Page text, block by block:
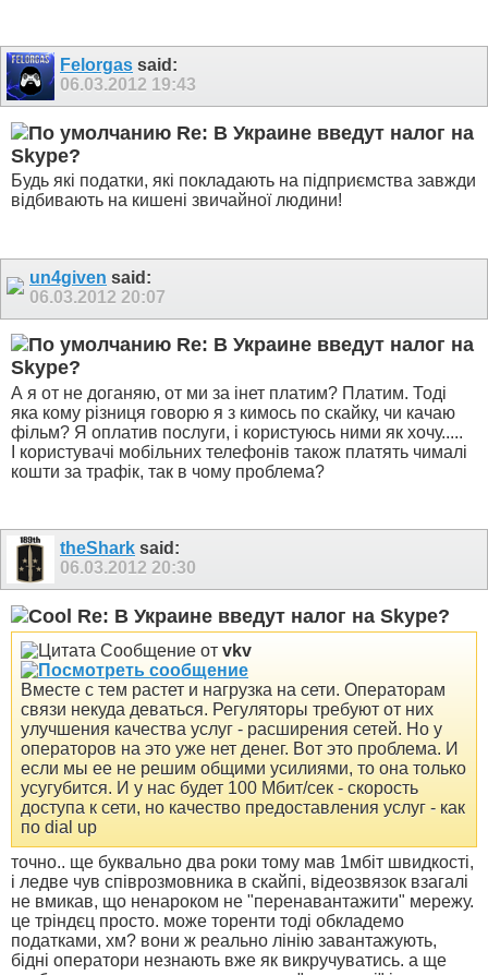
Felorgas said:
06.03.2012 19:43
Re: В Украине введут налог на
Skype?
Будь які податки, які покладають на підприємства завжди
відбивають на кишені звичайної людини!
un4given said:
06.03.2012 20:07
Re: В Украине введут налог на
Skype?
А я от не доганяю, от ми за інет платим? Платим. Тоді
яка кому різниця говорю я з кимось по скайку, чи качаю
фільм? Я оплатив послуги, і користуюсь ними як хочу.....
І користувачі мобільних телефонів також платять чималі
кошти за трафік, так в чому проблема?
theShark said:
06.03.2012 20:30
Re: В Украине введут налог на Skype?
Сообщение от vkv
Вместе с тем растет и нагрузка на сети. Операторам
связи некуда деваться. Регуляторы требуют от них
улучшения качества услуг - расширения сетей. Но у
операторов на это уже нет денег. Вот это проблема. И
если мы ее не решим общими усилиями, то она только
усугубится. И у нас будет 100 Мбит/сек - скорость
доступа к сети, но качество предоставления услуг - как
по dial up
точно.. ще буквально два роки тому мав 1мбіт швидкості,
і ледве чув співрозмовника в скайпі, відеозвязок взагалі
не вмикав, що ненароком не "перенавантажити" мережу.
це тріндєц просто. може торенти тоді обкладемо
податками, хм? вони ж реально лінію завантажують,
бідні оператори незнають вже як викручуватись. а ще